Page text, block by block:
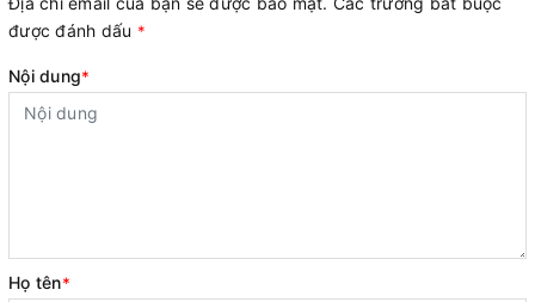
được đánh dấu *
Nội dung*
Họ tên*